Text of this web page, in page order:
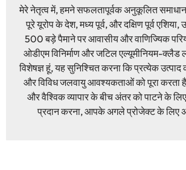
मेरे नेतृत्व में, हमने सफलतापूर्वक अनुकूलित समाधान
पूरे यूरोप के देश, मध्य पूर्व, और दक्षिण पूर्व
500 बड़े पैमाने पर आवासीय और वाणिज्यिक
ओडीएम विनिर्माण और जटिल एल्यूमीनियम-क्लैड
विशेषज्ञ हूं, यह सुनिश्चित करना कि प्रत्येक उत्पाद
और विविध जलवायु आवश्यकताओं को पूरा करता है.
और वैश्विक व्यापार के बीच अंतर को पाटने के
प्रदान करना, आपके अगले प्रोजेक्ट के लिए